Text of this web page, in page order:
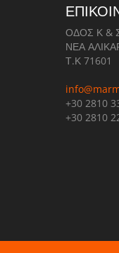
ΟΔΟΣ Κ &
ΝΕΑ
Τ.Κ 71601
+30 2810
+30 2810